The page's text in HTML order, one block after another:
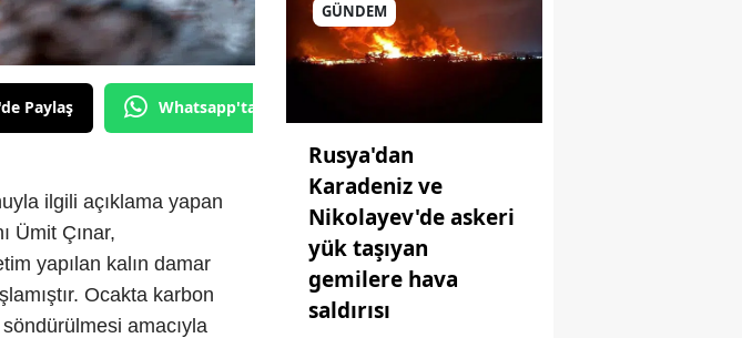
Paylaş Whatsapp'tan Gönder
ilgili açıklama yapan
Ümit Çınar,
yapılan kalın damar
Ocakta karbon
amacıyla
GÜNDEM
Rusya'dan
Karadeniz ve
Nikolayev'de askeri
yük taşıyan
gemilere hava
saldırısı